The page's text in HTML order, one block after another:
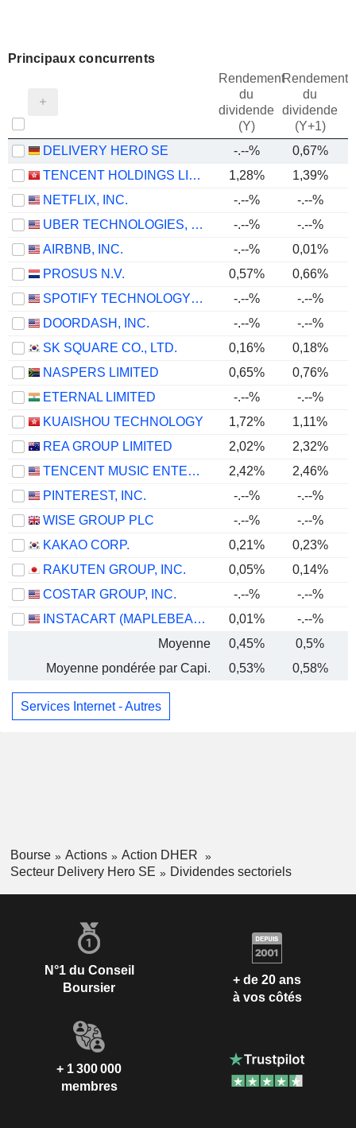
Principaux concurrents
Rendement
du
dividende
(Y)
Rendement
du
dividende
(Y+1)
DELIVERY HERO SE -.--% 0,67%
TENCENT HOLDINGS LIMITED
1,28% 1,39%
NETFLIX, INC.
-.--% -.--%
UBER TECHNOLOGIES, INC.
-.--% -.--%
AIRBNB, INC.
-.--% 0,01%
PROSUS N.V.
0,57% 0,66%
SPOTIFY TECHNOLOGY S.A.
-.--% -.--%
DOORDASH, INC.
-.--% -.--%
SK SQUARE CO., LTD.
0,16%
0,18%
NASPERS LIMITED
0,65%
0,76%
ETERNAL LIMITED
-.--% -.--%
KUAISHOU TECHNOLOGY
1,72% 1,11%
REA GROUP LIMITED
2,02% 2,32%
TENCENT MUSIC ENTERTAINMENT GROUP
2,42% 2,46%
PINTEREST, INC.
-.--% -.--%
WISE GROUP PLC
-.--% -.--%
KAKAO CORP.
0,21% 0,23%
RAKUTEN GROUP, INC.
0,05% 0,14%
COSTAR GROUP, INC.
-.--% -.--%
INSTACART (MAPLEBEAR)
0,01% -.--%
Moyenne
0,45% 0,5%
Moyenne pondérée par Capi.
0,53% 0,58%
Services Internet - Autres
Bourse Actions
Action DHER
Secteur Delivery Hero SE
Dividendes sectoriels
N°1 du Conseil
Boursier
+ de 20 ans
à vos côtés
+ 1 300 000
membres